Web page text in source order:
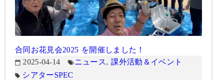
合同お花見会2025 を開催しました！
2025-04-14
ニュース,課外活動＆イベント
シアターSPEC